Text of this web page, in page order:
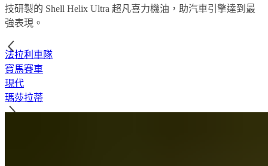
技研製的 Shell Helix Ultra 超凡喜力機油，助汽車引擎達到最
強表現。
法拉利車隊
寶馬賽車
現代
瑪莎拉蒂